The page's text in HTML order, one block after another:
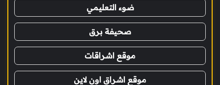
ضوء التعليمي
صحيفة برق
موقع اشراقات
موقع اشراق اون لاين